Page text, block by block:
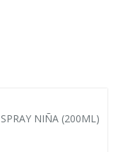
NIÑA (200ML)